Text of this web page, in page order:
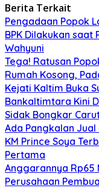
Berita Terkait
Pengadaan Popok
BPK Dilakukan saat
Wahyuni
Tega! Ratusan
Rumah Kosong,
Kejati Kaltim Buka
Bankaltimtara Kini
Sidak Bongkar
Ada Pangkalan Jual
KM Prince Soya
Pertama
Anggarannya Rp65
Perusahaan